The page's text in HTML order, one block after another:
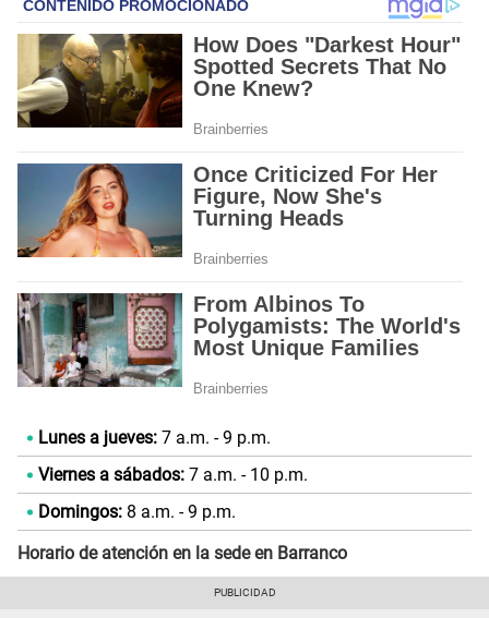
Lunes a jueves: 7 a.m. - 9 p.m.
Viernes a sábados: 7 a.m. - 10 p.m.
Domingos: 8 a.m. - 9 p.m.
Horario de atención en la sede en Barranco